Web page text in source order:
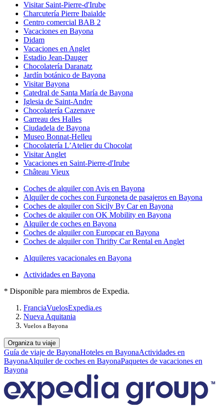
Visitar Saint-Pierre-d'Irube
Charcutería Pierre Ibaialde
Centro comercial BAB 2
Vacaciones en Bayona
Didam
Vacaciones en Anglet
Estadio Jean-Dauger
Chocolatería Daranatz
Jardín botánico de Bayona
Visitar Bayona
Catedral de Santa María de Bayona
Iglesia de Saint-Andre
Chocolatería Cazenave
Carreau des Halles
Ciudadela de Bayona
Museo Bonnat-Helleu
Chocolatería L’Atelier du Chocolat
Visitar Anglet
Vacaciones en Saint-Pierre-d'Irube
Château Vieux
Coches de alquiler con Avis en Bayona
Alquiler de coches con Furgoneta de pasajeros en Bayona
Coches de alquiler con Sicily By Car en Bayona
Coches de alquiler con OK Mobility en Bayona
Alquiler de coches en Bayona
Coches de alquiler con Europcar en Bayona
Coches de alquiler con Thrifty Car Rental en Anglet
Alquileres vacacionales en Bayona
Actividades en Bayona
* Disponible para miembros de Expedia.
FranciaVuelosExpedia.es
Nueva Aquitania
Vuelos a Bayona
Organiza tu viaje
Guía de viaje de BayonaHoteles en BayonaActividades en
BayonaAlquiler de coches en BayonaPaquetes de vacaciones en
Bayona